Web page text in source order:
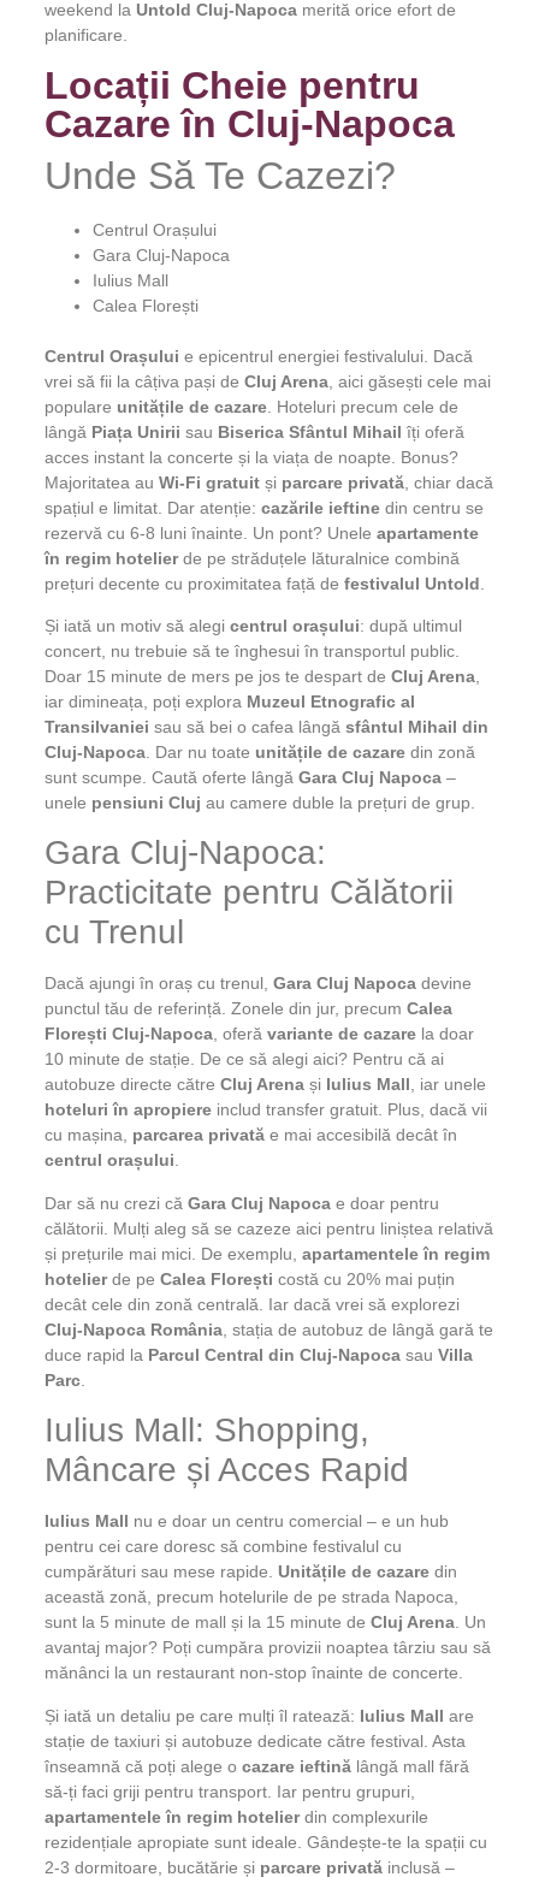
weekend la Untold Cluj-Napocamerită orice efort de
planificare.
Locații Cheie pentru
Cazare în Cluj-Napoca
Unde Să Te Cazezi?
Centrul Orașului
Gara Cluj-Napoca
Iulius Mall
Calea Florești
Centrul Orașului e epicentrul energiei festivalului. Dacă
vrei să fii la câțiva pași de Cluj Arena, aici găsești cele mai
populare unitățile de cazare. Hoteluri precum cele de
lângă Piața Unirii sau Biserica Sfântul Mihail îți oferă
acces instant la concerte și la viața de noapte. Bonus?
Majoritatea au Wi-Fi gratuitși parcare privată, chiar dacă
spațiul e limitat. Dar atenție: cazările ieftinedin centru se
rezervă cu 6-8 luni înainte. Un pont? Unele apartamente
în regim hotelierde pe străduțele lăturalnice combină
prețuri decente cu proximitatea față de festivalul Untold
Și iată un motiv să alegi centrul orașului: după ultimul
concert, nu trebuie să te înghesui în transportul public.
Doar 15 minute de mers pe jos te despart de Cluj Arena,
iar dimineața, poți explora Muzeul Etnografic al
Transilvaniei sau să bei o cafea lângă sfântul Mihail din
Cluj-Napoca. Dar nu toate unitățile de cazaredin zonă
sunt scumpe. Caută oferte lângă Gara Cluj Napoca–
unele pensiuni Cluj au camere duble la prețuri de grup.
Gara Cluj-Napoca:
Practicitate pentru Călătorii
cu Trenul
Dacă ajungi în oraș cu trenul, Gara Cluj Napocadevine
punctul tău de referință. Zonele din jur, precum Calea
Florești Cluj-Napoca, oferă variante de cazarela doar
10 minute de stație. De ce să alegi aici? Pentru că ai
autobuze directe către Cluj Arenași Iulius Mall, iar unele
hoteluri în apropiereinclud transfer gratuit. Plus, dacă vii
cu mașina, parcarea privatăe mai accesibilă decât în
centrul orașului.
Dar să nu crezi că Gara Cluj Napocae doar pentru
călătorii. Mulți aleg să se cazeze aici pentru liniștea relativă
și prețurile mai mici. De exemplu, apartamentele în regim
hotelierde pe Calea Florești costă cu 20% mai puțin
decât cele din zonă centrală. Iar dacă vrei să explorezi
Cluj-Napoca România, stația de autobuz de lângă gară te
duce rapid la Parcul Central din Cluj-Napocasau Villa
Parc.
Iulius Mall: Shopping,
Mâncare și Acces Rapid
Iulius Mall nu e doar un centru comercial – e un hub
pentru cei care doresc să combine festivalul cu
cumpărături sau mese rapide. Unitățile de cazaredin
această zonă, precum hotelurile de pe strada Napoca,
sunt la 5 minute de mall și la 15 minute de Cluj Arena. Un
avantaj major? Poți cumpăra provizii noaptea târziu sau să
mănânci la un restaurant non-stop înainte de concerte.
Și iată un detaliu pe care mulți îl ratează: Iulius Mall are
stație de taxiuri și autobuze dedicate către festival. Asta
înseamnă că poți alege o cazare ieftinălângă mall fără
să-ți faci griji pentru transport. Iar pentru grupuri,
apartamentele în regim hotelierdin complexurile
rezidențiale apropiate sunt ideale. Gândește-te la spații cu
2-3 dormitoare, bucătărie și parcare privatăinclusă –